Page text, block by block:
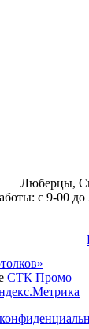
Люберцы,
с 9-00
СТК Промо